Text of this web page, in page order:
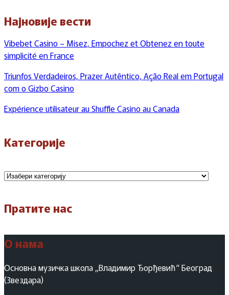
Најновије вести
Vibebet Casino – Misez, Empochez et Obtenez en toute
simplicité en France
Triunfos Verdadeiros, Prazer Autêntico, Ação Real em Portugal
com o Gizbo Casino
Expérience utilisateur au Shuffle Casino au Canada
Категорије
Категорије
Пратите нас
О нама
Основна музичка школа „Владимир Ђорђевић“ Београд
(Звездара)